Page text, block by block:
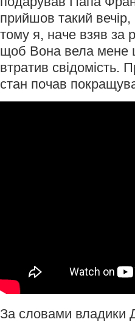
прийшов такий
тому я, наче взяв за
щоб Вона вела мене
втратив свідомість.
стан почав
За словами владики